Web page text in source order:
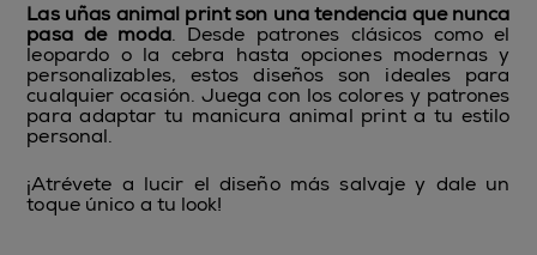
Las uñas animal print son una tendencia que nunca
pasa de moda. Desde patrones clásicos como el
leopardo o la cebra hasta opciones modernas y
personalizables, estos diseños son ideales para
cualquier ocasión. Juega con los colores y patrones
para adaptar tu manicura animal print a tu estilo
personal.
¡Atrévete a lucir el diseño más salvaje y dale un
toque único a tu look!